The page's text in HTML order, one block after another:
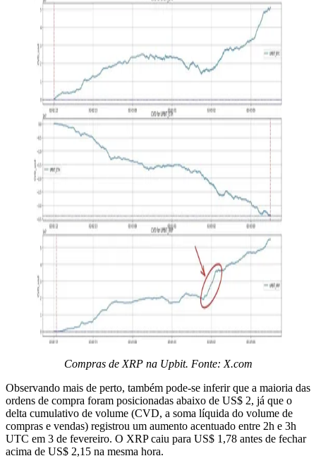
Compras de XRP na Upbit. Fonte: X.com
Observando mais de perto, também pode-se inferir que a maioria das
ordens de compra foram posicionadas abaixo de US$ 2, já que o
delta cumulativo de volume (CVD, a soma líquida do volume de
compras e vendas) registrou um aumento acentuado entre 2h e 3h
UTC em 3 de fevereiro. O XRP caiu para US$ 1,78 antes de fechar
acima de US$ 2,15 na mesma hora.